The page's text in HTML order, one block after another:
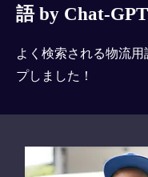
語 by Chat-GPT
よく検索される物流用
プしました！